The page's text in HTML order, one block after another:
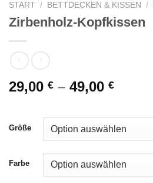
START / BETTDECKEN & KISSEN /
Zirbenholz-Kopfkissen
29,00 € – 49,00 €
Größe
Farbe